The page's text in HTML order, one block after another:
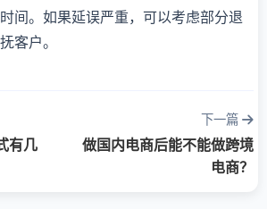
间。如果延误严重，可以考虑部分退
客户。
有几
下一篇
做国内电商后能不能做跨境
电商？